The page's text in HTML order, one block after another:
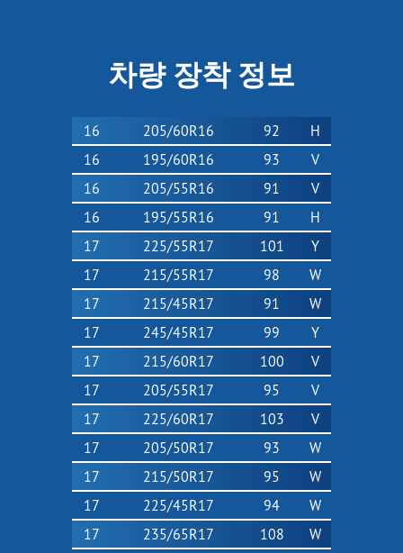
차량 장착 정보
16 205/60R16 92
H
16
195/60R16 93
V
16
205/55R16 91
V
16
195/55R16 91
H
17
225/55R17 101
Y
17
215/55R17 98
W
17
215/45R17 91
W
17
245/45R17 99
Y
17
215/60R17 100
V
17
205/55R17 95
V
17
225/60R17 103
V
17
205/50R17 93
W
17
215/50R17 95
W
17
225/45R17 94
W
17
235/65R17 108
W